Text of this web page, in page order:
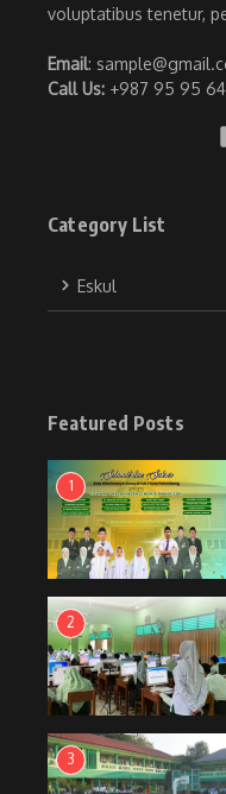
voluptatibus tenetur,
Email:
Call Us: +987 95 95
Category List
Eskul
Featured Posts
1
2
3